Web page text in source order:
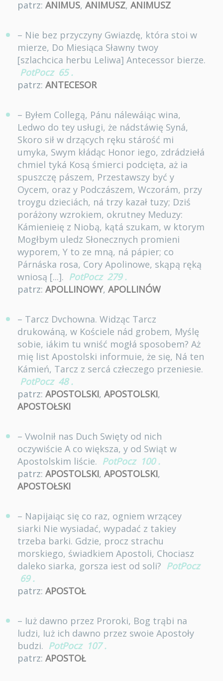
patrz: ANIMUS, ANIMUSZ, ANIMUSZ
– Nie bez przyczyny Gwiazdę, która stoi w
mierze, Do Miesiąca Sławny twoy
[szlachcica herbu Leliwa] Antecessor bierze.
PotPocz 65 .
patrz: ANTECESOR
– Byłem Collegą, Pánu nálewáiąc wina,
Ledwo do tey usługi, że nádstáwię Syná,
Skoro sił w drzących ręku stárość mi
umyka, Swym kłádąc Honor iego, zdrádziełá
chmiel tyká Kosą śmierci podcięta, aż ia
spuszczę pászem, Przestawszy być y
Oycem, oraz y Podczászem, Wczorám, przy
troygu dzieciách, ná trzy kazał tuzy; Dziś
poráżony wzrokiem, okrutney Meduzy:
Kámienieię z Niobą, kątá szukam, w ktorym
Mogłbym uledz Słonecznych promieni
wyporem, Y to ze mną, ná pápier; co
Párnáska rosa, Cory Apolinowe, skąpą ręką
wniosą [...]. PotPocz 279 .
patrz: APOLLINOWY, APOLLINÓW
– Tarcz Dvchowna. Widząc Tarcz
drukowáną, w Kościele nád grobem, Myślę
sobie, iákim tu wniść mogłá sposobem? Aż
mię list Apostolski informuie, że się, Ná ten
Kámień, Tarcz z sercá człeczego przeniesie.
PotPocz 48 .
patrz: APOSTOLSKI, APOSTOLSKI,
APOSTOŁSKI
– Vwolnił nas Duch Swięty od nich
oczywiście A co większa, y od Swiąt w
Apostolskim liście. PotPocz 100 .
patrz: APOSTOLSKI, APOSTOLSKI,
APOSTOŁSKI
– Napijaiąc się co raz, ogniem wrzącey
siarki Nie wysiadać, wypadać z takiey
trzeba barki. Gdzie, procz strachu
morskiego, świadkiem Apostoli, Chociasz
daleko siarka, gorsza iest od soli? PotPocz
69 .
patrz: APOSTOŁ
– Iuż dawno przez Proroki, Bog trąbi na
ludzi, Iuż ich dawno przez swoie Apostoły
budzi. PotPocz 107 .
patrz: APOSTOŁ